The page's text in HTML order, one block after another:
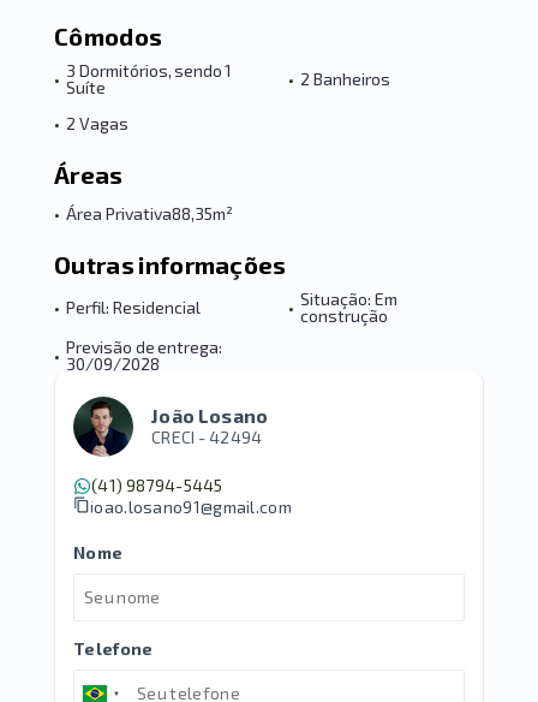
Cômodos
• 3 Dormitórios, sendo 1
Suíte
• 2 Banheiros
• 2 Vagas
Áreas
• Área Privativa88,35m²
Outras informações
• Perfil: Residencial • Situação: Em
construção
• Previsão de entrega:
30/09/2028
João Losano
CRECI -42494
(41) 98794-5445
joao.losano91@gmail.com
Nome
Telefone